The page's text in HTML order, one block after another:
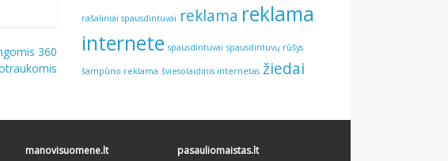
360
rašaliniai spausdintuvai reklama reklama
internete spausdintuvai spausdintuvų rūšys
šampūno reklama šviesolaidinis internetas žiedai
manovisuomene.lt pasauliomaistas.lt